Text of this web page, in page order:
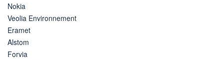
Nokia
Veolia Environnement
Eramet
Alstom
Forvia